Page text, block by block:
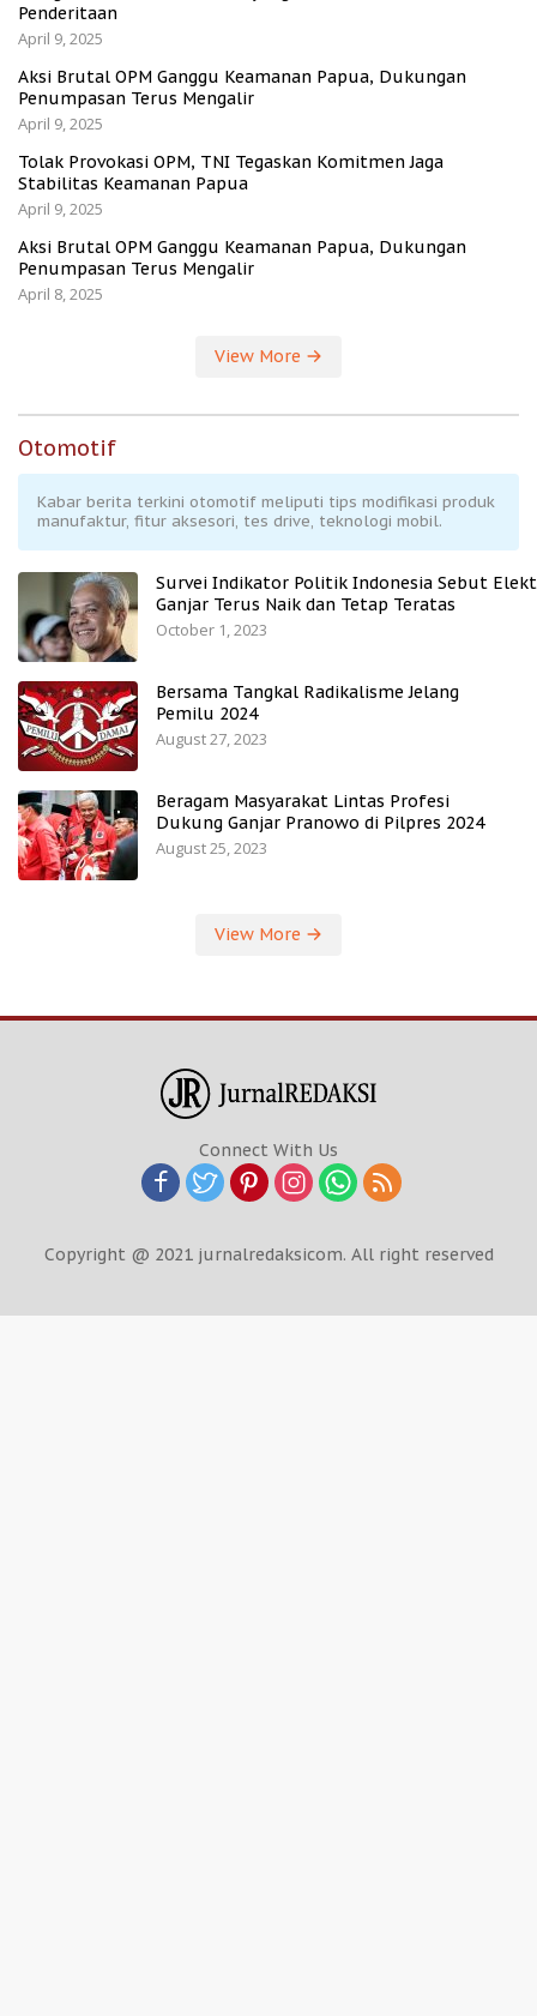
Penderitaan
April 9, 2025
Aksi Brutal OPM Ganggu Keamanan Papua, Dukungan
Penumpasan Terus Mengalir
April 9, 2025
Tolak Provokasi OPM, TNI Tegaskan Komitmen Jaga
Stabilitas Keamanan Papua
April 9, 2025
Aksi Brutal OPM Ganggu Keamanan Papua, Dukungan
Penumpasan Terus Mengalir
April 8, 2025
View More
Otomotif
Kabar berita terkini otomotif meliputi tips modifikasi produk
manufaktur, fitur aksesori, tes drive, teknologi mobil.
Survei Indikator Politik Indonesia Sebut
Ganjar Terus Naik dan Tetap Teratas
October 1, 2023
Bersama Tangkal Radikalisme Jelang
Pemilu 2024
August 27, 2023
Beragam Masyarakat Lintas Profesi
Dukung Ganjar Pranowo di Pilpres 2024
August 25, 2023
View More
Connect With Us
Copyright @ 2021 jurnalredaksicom. All right reserved